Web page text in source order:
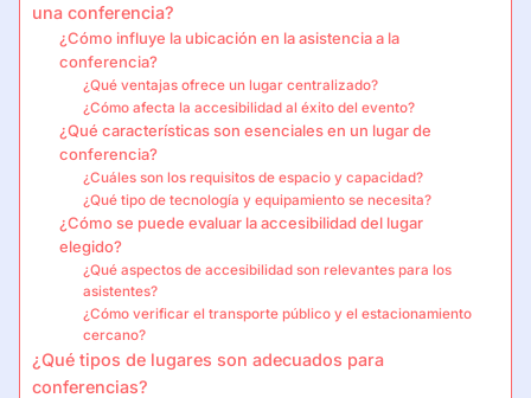
una conferencia?
¿Cómo influye la ubicación en la asistencia a la
conferencia?
¿Qué ventajas ofrece un lugar centralizado?
¿Cómo afecta la accesibilidad al éxito del evento?
¿Qué características son esenciales en un lugar de
conferencia?
¿Cuáles son los requisitos de espacio y capacidad?
¿Qué tipo de tecnología y equipamiento se necesita?
¿Cómo se puede evaluar la accesibilidad del lugar
elegido?
¿Qué aspectos de accesibilidad son relevantes para los
asistentes?
¿Cómo verificar el transporte público y el estacionamiento
cercano?
¿Qué tipos de lugares son adecuados para
conferencias?